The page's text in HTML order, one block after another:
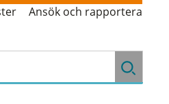
Ansök och rapportera